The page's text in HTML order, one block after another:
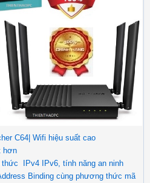
C64| Wifi hiệu suất cao
hơn
thức IPv4 IPv6, tính năng an ninh
Binding cùng phương thức mã